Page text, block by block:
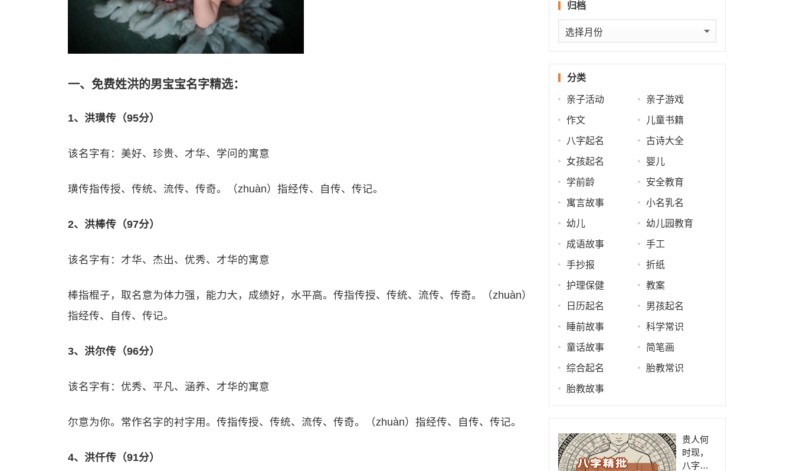
一、免费姓洪的男宝宝名字精选：
1、洪璜传（95分）
该名字有：美好、珍贵、才华、学问的寓意
璜传指传授、传统、流传、传奇。（zhuàn）指经传、自传、传记。
2、洪棒传（97分）
该名字有：才华、杰出、优秀、才华的寓意
棒指棍子，取名意为体力强，能力大，成绩好，水平高。传指传授、传统、流传、传奇。（zhuàn）
指经传、自传、传记。
3、洪尔传（96分）
该名字有：优秀、平凡、涵养、才华的寓意
尔意为你。常作名字的衬字用。传指传授、传统、流传、传奇。（zhuàn）指经传、自传、传记。
4、洪仟传（91分）
归档
归
档
分类
亲子活动 亲子游戏
作文 儿童书籍
八字起名 古诗大全
女孩起名 婴儿
学前龄 安全教育
寓言故事 小名乳名
幼儿 幼儿园教育
成语故事 手工
手抄报 折纸
护理保健 教案
日历起名 男孩起名
睡前故事 科学常识
童话故事 简笔画
综合起名 胎教常识
胎教故事
贵人何
时现，
八字帮